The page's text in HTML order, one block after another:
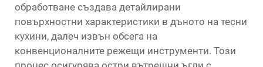
обработване създава детайлирани
повърхностни характеристики в дъното на тесни
кухини, далеч извън обсега на
конвенционалните режещи инструменти. Този